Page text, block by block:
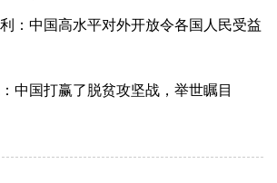
：中国高水平对外开放令各国人民受益
中国打赢了脱贫攻坚战，举世瞩目